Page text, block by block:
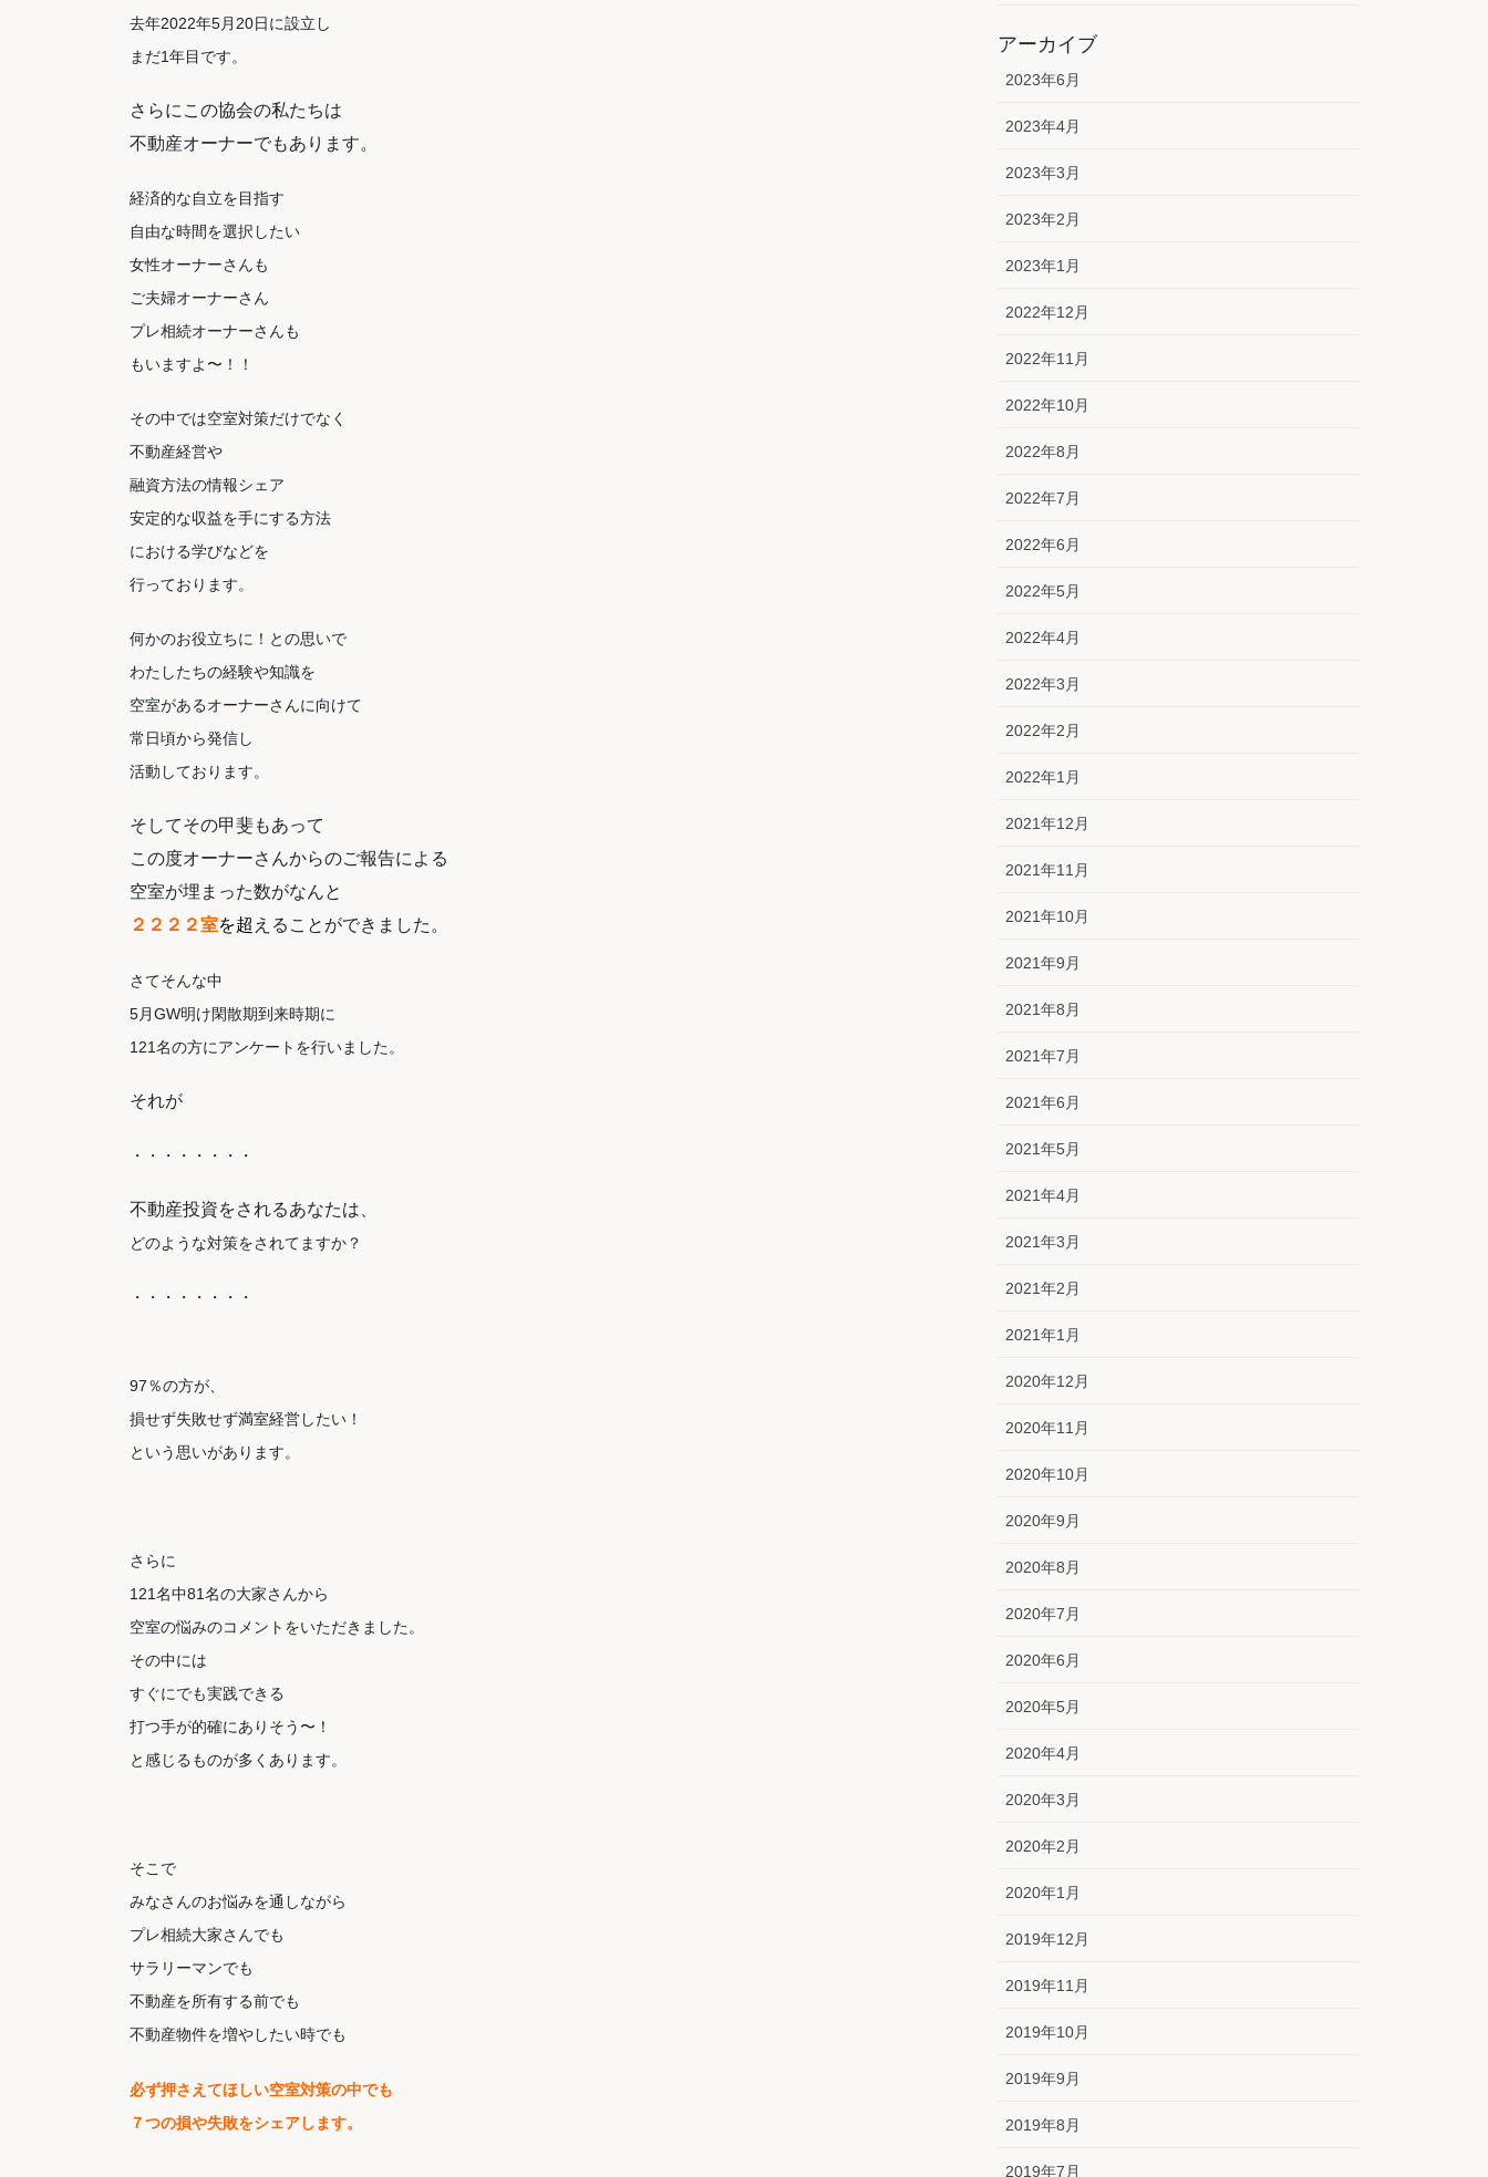
去年2022年5月20日に設立し
まだ1年目です。
さらにこの協会の私たちは
不動産オーナーでもあります。
経済的な自立を目指す
自由な時間を選択したい
女性オーナーさんも
ご夫婦オーナーさん
プレ相続オーナーさんも
もいますよ〜！！
その中では空室対策だけでなく
不動産経営や
融資方法の情報シェア
安定的な収益を手にする方法
における学びなどを
行っております。
何かのお役立ちに！との思いで
わたしたちの経験や知識を
空室があるオーナーさんに向けて
常日頃から発信し
活動しております。
そしてその甲斐もあって
この度オーナーさんからのご報告による
空室が埋まった数がなんと
２２２２室を超 えることができました。
さてそんな中
5月GW明け閑散期到来時期に
121名の方にアンケートを行いました。
それが
・・・・・・・・
不動産投資をされるあなたは、
どのような対策をされてますか？
・・・・・・・・
97％の方が、
損せず失敗せず満室経営したい！
という思いがあります。
さらに
121名中81名の大家さんから
空室の悩みのコメントをいただきました。
その中には
すぐにでも実践できる
打つ手が的確にありそう〜！
と感じるものが多くあります。
そこで
みなさんのお悩みを通しながら
プレ相続大家さんでも
サラリーマンでも
不動産を所有する前でも
不動産物件を増やしたい時でも
必ず押さえてほしい空室対策の中でも
７つの損や失敗をシェアします。
アーカイブ
2023年6月
2023年4月
2023年3月
2023年2月
2023年1月
2022年12月
2022年11月
2022年10月
2022年8月
2022年7月
2022年6月
2022年5月
2022年4月
2022年3月
2022年2月
2022年1月
2021年12月
2021年11月
2021年10月
2021年9月
2021年8月
2021年7月
2021年6月
2021年5月
2021年4月
2021年3月
2021年2月
2021年1月
2020年12月
2020年11月
2020年10月
2020年9月
2020年8月
2020年7月
2020年6月
2020年5月
2020年4月
2020年3月
2020年2月
2020年1月
2019年12月
2019年11月
2019年10月
2019年9月
2019年8月
2019年7月